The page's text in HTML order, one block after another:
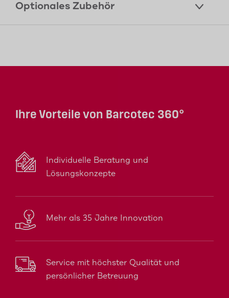
Optionales Zubehör
Ihre Vorteile von Barcotec 360°
Individuelle Beratung und
Lösungskonzepte
Mehr als 35 Jahre Innovation
Service mit höchster Qualität und
persönlicher Betreuung